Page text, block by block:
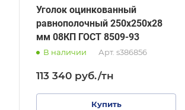
Уголок оцинкованный
равнополочный 250х250х28
мм 08КП ГОСТ 8509-93
В наличии Арт. s386856
113 340 руб./тн
Купить